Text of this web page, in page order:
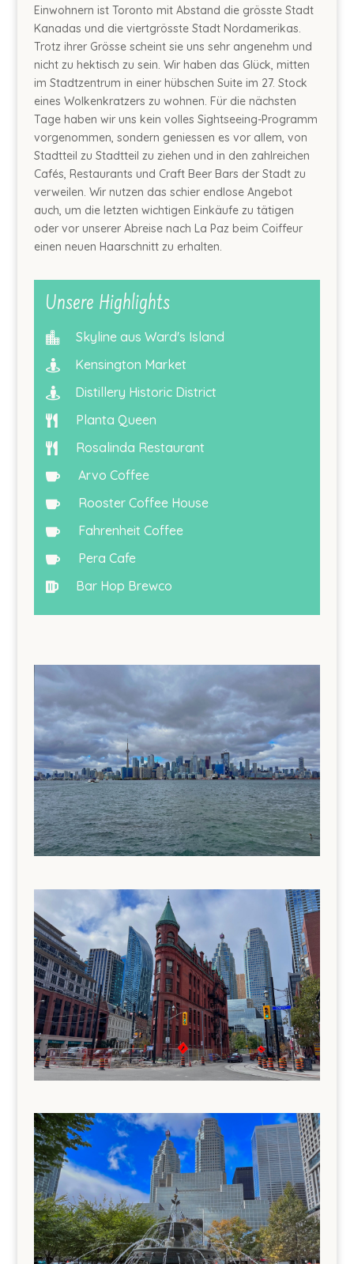
Einwohnern ist Toronto mit Abstand die grösste Stadt
Kanadas und die viertgrösste Stadt Nordamerikas.
Trotz ihrer Grösse scheint sie uns sehr angenehm und
nicht zu hektisch zu sein. Wir haben das Glück, mitten
im Stadtzentrum in einer hübschen Suite im 27. Stock
eines Wolkenkratzers zu wohnen. Für die nächsten
Tage haben wir uns kein volles Sightseeing-Programm
vorgenommen, sondern geniessen es vor allem, von
Stadtteil zu Stadtteil zu ziehen und in den zahlreichen
Cafés, Restaurants und Craft Beer Bars der Stadt zu
verweilen. Wir nutzen das schier endlose Angebot
auch, um die letzten wichtigen Einkäufe zu tätigen
oder vor unserer Abreise nach La Paz beim Coiffeur
einen neuen Haarschnitt zu erhalten.
Unsere Highlights
 Skyline aus Ward's Island
 Kensington Market
 Distillery Historic District
 Planta Queen
 Rosalinda Restaurant
 Arvo Coffee
 Rooster Coffee House
 Fahrenheit Coffee
 Pera Cafe
 Bar Hop Brewco